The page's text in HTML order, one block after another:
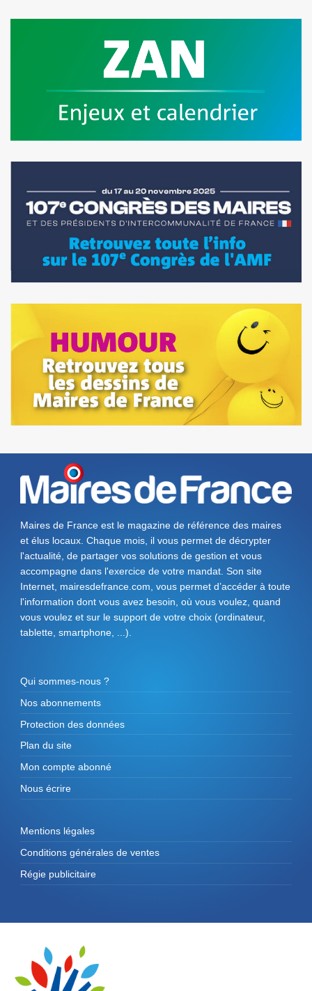
Maires de France est le magazine de référence des maires
et élus locaux. Chaque mois, il vous permet de décrypter
l'actualité, de partager vos solutions de gestion et vous
accompagne dans l'exercice de votre mandat. Son site
Internet, mairesdefrance.com, vous permet d’accéder à toute
l'information dont vous avez besoin, où vous voulez, quand
vous voulez et sur le support de votre choix (ordinateur,
tablette, smartphone, ...).
Qui sommes-nous ?
Nos abonnements
Protection des données
Plan du site
Mon compte abonné
Nous écrire
Mentions légales
Conditions générales de ventes
Régie publicitaire